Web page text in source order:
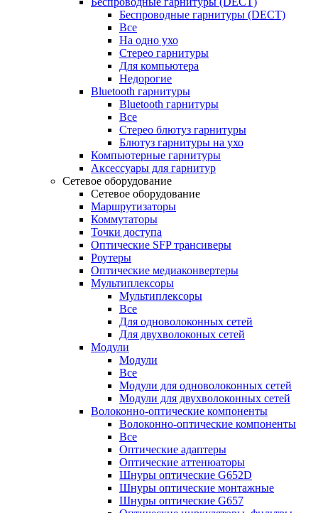
Беспроводные гарнитуры (DECT)
Все
На одно ухо
Стерео гарнитуры
Для компьютера
Недорогие
Bluetooth гарнитуры
Bluetooth гарнитуры
Все
Стерео блютуз гарнитуры
Блютуз гарнитуры на ухо
Компьютерные гарнитуры
Аксессуары для гарнитур
Сетевое оборудование
Сетевое оборудование
Маршрутизаторы
Коммутаторы
Точки доступа
Оптические SFP трансиверы
Роутеры
Оптические медиаконвертеры
Мультиплексоры
Мультиплексоры
Все
Для одноволоконных сетей
Для двухволоконых сетей
Модули
Модули
Все
Модули для одноволоконных сетей
Модули для двухволоконных сетей
Волоконно-оптические компоненты
Волоконно-оптические компоненты
Все
Оптические адаптеры
Оптические аттенюаторы
Шнуры оптические G652D
Шнуры оптические монтажные
Шнуры оптические G657